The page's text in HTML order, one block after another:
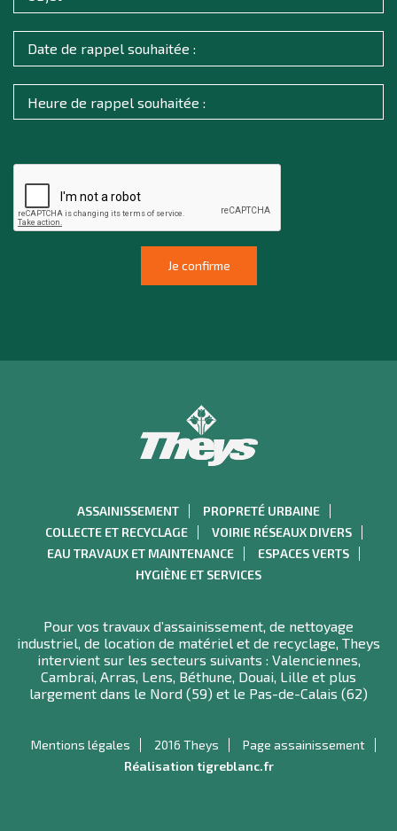
ASSAINISSEMENT
PROPRETÉ URBAINE
COLLECTE ET RECYCLAGE
VOIRIE RÉSEAUX DIVERS
EAU TRAVAUX ET MAINTENANCE
ESPACES VERTS
HYGIÈNE ET SERVICES
Pour vos travaux d’assainissement, de nettoyage
industriel, de location de matériel et de recyclage, Theys
intervient sur les secteurs suivants : Valenciennes,
Cambrai, Arras, Lens, Béthune, Douai, Lille et plus
largement dans le Nord (59) et le Pas-de-Calais (62)
Mentions légales 2016 Theys
Page assainissement
Réalisation tigreblanc.fr